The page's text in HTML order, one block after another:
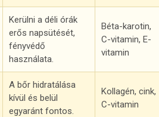
Kerülni a déli órák
erős napsütését,
fényvédő
használata.
Béta-karotin,
C-vitamin, E-
vitamin
A bőr hidratálása
kívül és belül
egyaránt fontos.
Kollagén, cink,
C-vitamin